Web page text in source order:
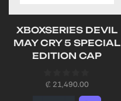
XBOXSERIES DEVIL
MAY CRY 5 SPECIAL
EDITION CAP
₡ 21,490.00